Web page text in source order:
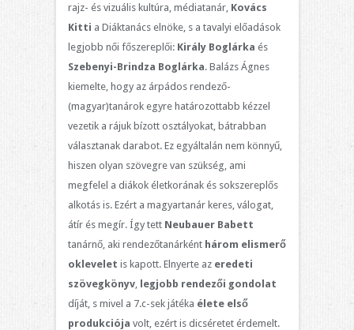
rajz- és vizuális kultúra, médiatanár, Kovács
Kitti a Diáktanács elnöke, s a tavalyi előadások
legjobb női főszereplői: Király Boglárka és
Szebenyi-Brindza Boglárka. Balázs Ágnes
kiemelte, hogy az árpádos rendező-
(magyar)tanárok egyre határozottabb kézzel
vezetik a rájuk bízott osztályokat, bátrabban
választanak darabot. Ez egyáltalán nem könnyű,
hiszen olyan szövegre van szükség, ami
megfelel a diákok életkorának és sokszereplős
alkotás is. Ezért a magyartanár keres, válogat,
átír és megír. Így tett Neubauer Babett
tanárnő, aki rendezőtanárként három elismerő
oklevelet is kapott. Elnyerte az eredeti
szövegkönyv,
legjobb rendezői gondolat
díját, s mivel a 7.c-sek játéka élete első
produkciója volt, ezért is dicséretet érdemelt.